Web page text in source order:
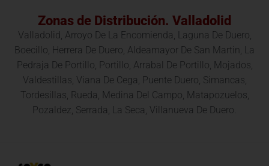
Zonas de Distribución. Valladolid
Valladolid, Arroyo De La Encomienda, Laguna De Duero,
Boecillo, Herrera De Duero, Aldeamayor De San Martin, La
Pedraja De Portillo, Portillo, Arrabal De Portillo, Mojados,
Valdestillas, Viana De Cega, Puente Duero, Simancas,
Tordesillas, Rueda, Medina Del Campo, Matapozuelos,
Pozaldez, Serrada, La Seca, Villanueva De Duero.